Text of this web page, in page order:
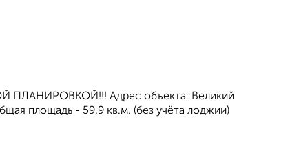
ПЛАНИРОВКОЙ!!! Адрес объекта: Великий
площaдь - 59,9 кв.м. (без учёта лоджии)